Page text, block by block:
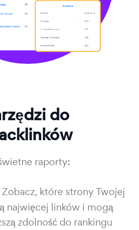
do
raporty:
które strony Twojej
najwięcej linków i mogą
zdolność do rankingu